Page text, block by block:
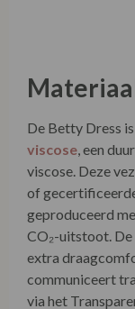
Product
•
programma)
• Niet bleken
• Niet in de
• Liggend laten
• Strijken op
• Geschikt voor
King